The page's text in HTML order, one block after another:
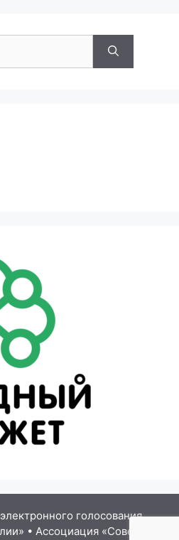
голосования
• Ассоциация «Совет